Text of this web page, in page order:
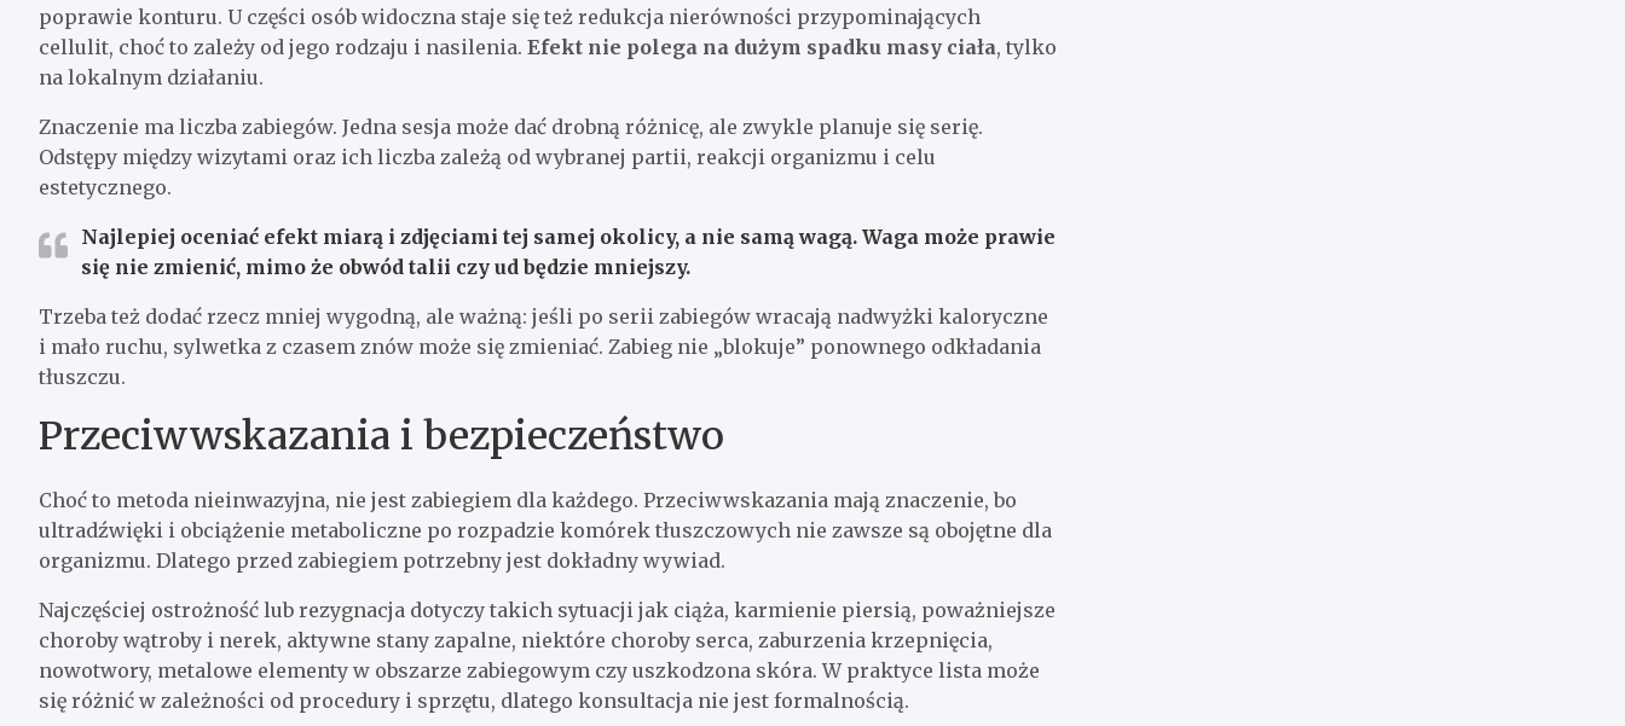
poprawie konturu. U części osób widoczna staje się też redukcja nierówności przypominających
cellulit, choć to zależy od jego rodzaju i nasilenia. Efekt nie polega na dużym spadku masy ciała, tylko
na lokalnym działaniu.
Znaczenie ma liczba zabiegów. Jedna sesja może dać drobną różnicę, ale zwykle planuje się serię.
Odstępy między wizytami oraz ich liczba zależą od wybranej partii, reakcji organizmu i celu
estetycznego.
Najlepiej oceniać efekt miarą i zdjęciami tej samej okolicy, a nie samą wagą. Waga może prawie
się nie zmienić, mimo że obwód talii czy ud będzie mniejszy.
Trzeba też dodać rzecz mniej wygodną, ale ważną: jeśli po serii zabiegów wracają nadwyżki kaloryczne
i mało ruchu, sylwetka z czasem znów może się zmieniać. Zabieg nie „blokuje” ponownego odkładania
tłuszczu.
Przeciwwskazania i bezpieczeństwo
Choć to metoda nieinwazyjna, nie jest zabiegiem dla każdego. Przeciwwskazania mają znaczenie, bo
ultradźwięki i obciążenie metaboliczne po rozpadzie komórek tłuszczowych nie zawsze są obojętne dla
organizmu. Dlatego przed zabiegiem potrzebny jest dokładny wywiad.
Najczęściej ostrożność lub rezygnacja dotyczy takich sytuacji jak ciąża, karmienie piersią, poważniejsze
choroby wątroby i nerek, aktywne stany zapalne, niektóre choroby serca, zaburzenia krzepnięcia,
nowotwory, metalowe elementy w obszarze zabiegowym czy uszkodzona skóra. W praktyce lista może
się różnić w zależności od procedury i sprzętu, dlatego konsultacja nie jest formalnością.